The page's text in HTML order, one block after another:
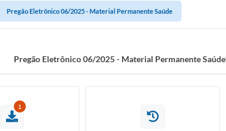
Pregão Eletrônico 06/2025 - Material Permanente Saúde
Pregão Eletrônico 06/2025 - Material Permanente Saúde
1